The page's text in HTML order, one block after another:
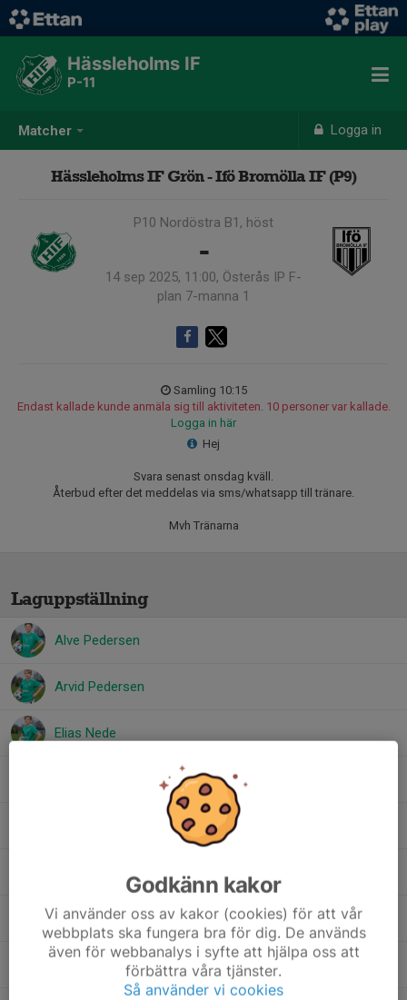
Matcher Logga in
Hässleholms IF
P-11
Hässleholms IF Grön - Ifö Bromölla IF (P9)
P10 Nordöstra B1, höst
-
14 sep 2025, 11:00, Österås IP F-
plan 7-manna 1
Samling 10:15
Endast kallade kunde anmäla sig till aktiviteten. 10 personer var kallade.
Logga in här
Hej
Svara senast onsdag kväll.
Återbud efter det meddelas via sms/whatsapp till tränare.
Mvh Tränarna
Laguppställning
Alve Pedersen
Arvid Pedersen
Elias Nede
Victor Bui
Viggo Persson
Godkänn kakor
Vi använder oss av kakor (cookies) för att vår
webbplats ska fungera bra för dig. De används
även för webbanalys i syfte att hjälpa oss att
förbättra våra tjänster.
Så använder vi cookies